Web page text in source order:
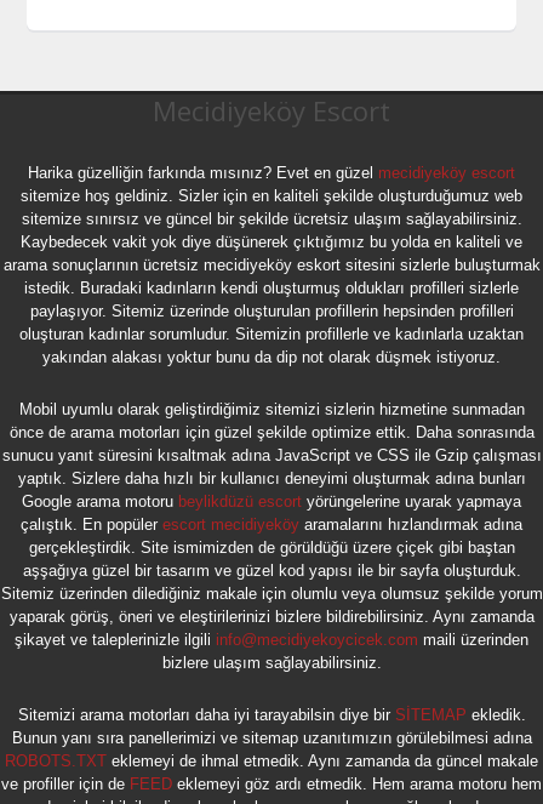
Mecidiyeköy Escort
Harika güzelliğin farkında mısınız? Evet en güzel mecidiyeköy escort
sitemize hoş geldiniz. Sizler için en kaliteli şekilde oluşturduğumuz web
sitemize sınırsız ve güncel bir şekilde ücretsiz ulaşım sağlayabilirsiniz.
Kaybedecek vakit yok diye düşünerek çıktığımız bu yolda en kaliteli ve
arama sonuçlarının ücretsiz mecidiyeköy eskort sitesini sizlerle buluşturmak
istedik. Buradaki kadınların kendi oluşturmuş oldukları profilleri sizlerle
paylaşıyor. Sitemiz üzerinde oluşturulan profillerin hepsinden profilleri
oluşturan kadınlar sorumludur. Sitemizin profillerle ve kadınlarla uzaktan
yakından alakası yoktur bunu da dip not olarak düşmek istiyoruz.
Mobil uyumlu olarak geliştirdiğimiz sitemizi sizlerin hizmetine sunmadan
önce de arama motorları için güzel şekilde optimize ettik. Daha sonrasında
sunucu yanıt süresini kısaltmak adına JavaScript ve CSS ile Gzip çalışması
yaptık. Sizlere daha hızlı bir kullanıcı deneyimi oluşturmak adına bunları
Google arama motoru beylikdüzü escort yörüngelerine uyarak yapmaya
çalıştık. En popüler escort mecidiyeköy aramalarını hızlandırmak adına
gerçekleştirdik. Site ismimizden de görüldüğü üzere çiçek gibi baştan
aşşağıya güzel bir tasarım ve güzel kod yapısı ile bir sayfa oluşturduk.
Sitemiz üzerinden dilediğiniz makale için olumlu veya olumsuz şekilde yorum
yaparak görüş, öneri ve eleştirilerinizi bizlere bildirebilirsiniz. Aynı zamanda
şikayet ve taleplerinizle ilgili info@mecidiyekoycicek.com maili üzerinden
bizlere ulaşım sağlayabilirsiniz.
Sitemizi arama motorları daha iyi tarayabilsin diye bir SİTEMAP ekledik.
Bunun yanı sıra panellerimizi ve sitemap uzanıtımızın görülebilmesi adına
ROBOTS.TXT eklemeyi de ihmal etmedik. Aynı zamanda da güncel makale
ve profiller için de FEED eklemeyi göz ardı etmedik. Hem arama motoru hem